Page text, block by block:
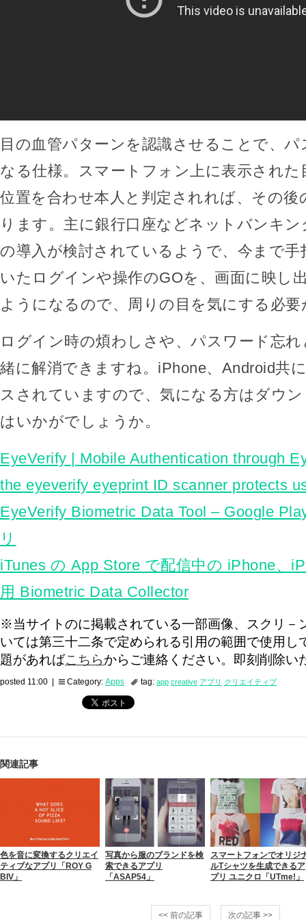
目の血管パターンを認識させることで、
なる仕様。スマートフォン上に表示され
位置を合わせ本人と判定されれば、その後
ります。主に銀行口座などネットバンキ
の導入が検討されているようで、今まで
いたログインや操作のGOを、画面に映し
ようになるので、周りの目を気にする必
ログイン時の煩わしさや、パスワード忘
緒に解消できますね。iPhone、Android共
スされていますので、気になる方はダウ
はいかがでしょうか。
EyeVerify | Mobile Authentication through
the eyeverify eyeprint ID scanner protects
EyeVerify Biometric Data Tool – Google
リ
iTunes の App Store で配信中の iPhone、
用 Biometric Data Collector
※当サイトのに掲載されている一部画像、スクリ－
いては第三十二条で定められる引用の範囲で使用し
題があればこちらからご連絡ください。即刻削除い
posted 11:00 | Category: Apps tag: app creative アプリ クリエイティブ
関連記事
色を音に変換するクリエイ
ティブなアプリ「ROY G
BIV」
写真から服のブランドを検
索できるアプリ
「ASAP54」
スマートフォンでオリジ
ルTシャツを生成できるア
プリ ユニクロ「UTme!」
<< 前の記事 次の記事 >>